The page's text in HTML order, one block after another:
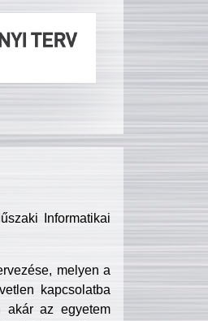
Informatikai
melyen a
kapcsolatba
akár az egyetem